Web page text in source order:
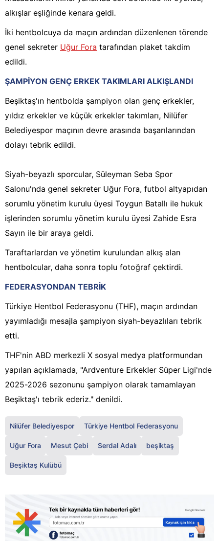
alkışlar eşliğinde kenara geldi.
İki hentbolcuya da maçın ardından düzenlenen törende
genel sekreter Uğur Fora tarafından plaket takdim
edildi.
ŞAMPİYON GENÇ ERKEK TAKIMLARI ALKIŞLANDI
Beşiktaş'ın hentbolda şampiyon olan genç erkekler,
yıldız erkekler ve küçük erkekler takımları, Nilüfer
Belediyespor maçının devre arasında başarılarından
dolayı tebrik edildi.
Siyah-beyazlı sporcular, Süleyman Seba Spor
Salonu'nda genel sekreter Uğur Fora, futbol altyapıdan
sorumlu yönetim kurulu üyesi Toygun Batallı ile hukuk
işlerinden sorumlu yönetim kurulu üyesi Zahide Esra
Sayın ile bir araya geldi.
Taraftarlardan ve yönetim kurulundan alkış alan
hentbolcular, daha sonra toplu fotoğraf çektirdi.
FEDERASYONDAN TEBRİK
Türkiye Hentbol Federasyonu (THF), maçın ardından
yayımladığı mesajla şampiyon siyah-beyazlıları tebrik
etti.
THF'nin ABD merkezli X sosyal medya platformundan
yapılan açıklamada, "Ardventure Erkekler Süper Ligi'nde
2025-2026 sezonunu şampiyon olarak tamamlayan
Beşiktaş'ı tebrik ederiz." denildi.
Nilüfer Belediyespor Türkiye Hentbol Federasyonu
Uğur Fora Mesut Çebi Serdal Adalı beşiktaş
Beşiktaş Kulübü